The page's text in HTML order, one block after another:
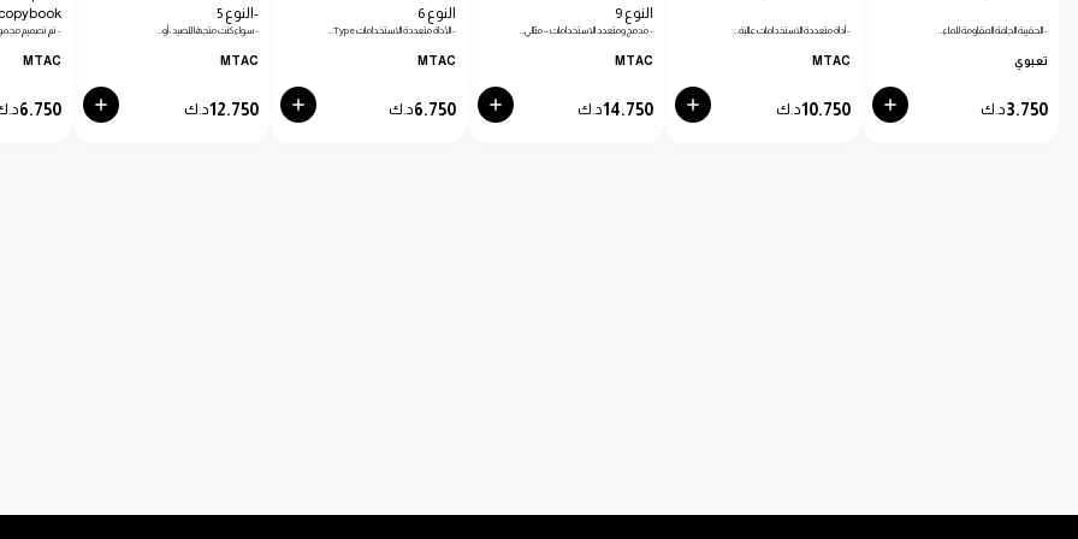
- الحقيبة الجافة المقاومة للماء…
تعبوي
3.750د.ك
- أداة متعددة الاستخدامات عالية…
MTAC
10.750د.ك
النوع 9
- مدمج ومتعدد الاستخدامات – مثالي…
MTAC
14.750د.ك
النوع 6
- الأداة متعددة الاستخدامات Type…
MTAC
6.750د.ك
-النوع 5
- سواء كنت متجهًا للصيد، أو…
MTAC
12.750د.ك
- تم تصميم
MTAC
6.750